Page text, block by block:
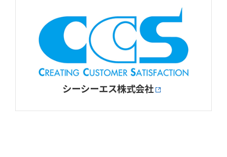
シーシーエス株式会社